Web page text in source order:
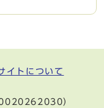
イトについて
）